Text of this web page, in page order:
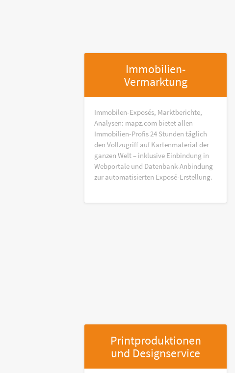
Immobilien-
Vermarktung
Immobilen-Exposés, Marktberichte,
Analysen: mapz.com bietet allen
Immobilien-Profis 24 Stunden täglich
den Vollzugriff auf Kartenmaterial der
ganzen Welt – inklusive Einbindung in
Webportale und Datenbank-Anbindung
zur automatisierten Exposé-Erstellung.
Printproduktionen
und Designservice